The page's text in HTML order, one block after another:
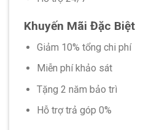
Khuyến Mãi Đặc Biệt
Giảm 10% tổng chi phí
Miễn phí khảo sát
Tặng 2 năm bảo trì
Hỗ trợ trả góp 0%